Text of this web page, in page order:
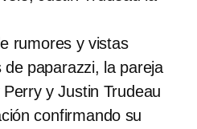
rumores y vistas
paparazzi, la pareja
y Justin Trudeau
confirmando su